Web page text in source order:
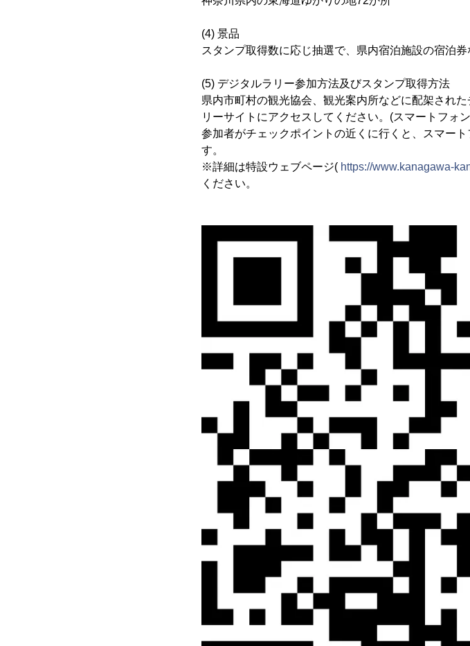
(4) 景品
スタンプ取得数に応じ抽選で、県内宿泊施設の宿泊券
(5) デジタルラリー参加方法及びスタンプ取得方法
県内市町村の観光協会、観光案内所などに配架され
リーサイトにアクセスしてください。(スマートフォ
参加者がチェックポイントの近くに行くと、スマー
す。
※詳細は特設ウェブページ( https://www.kanagawa-
ください。